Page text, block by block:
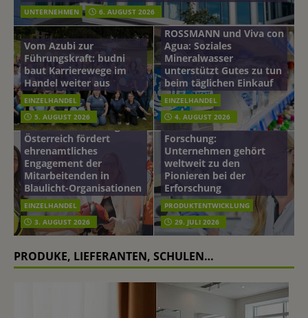
UNTERNEHMEN 6. AUGUST 2026
Vom Azubi zur
Führungskraft: budni
baut Karrierewege im
Handel weiter aus
EINZELHANDEL
5. AUGUST 2026
ROSSMANN und Viva con
Agua: Soziales
Mineralwasser
unterstützt Gutes zu tun
beim täglichen Einkauf
EINZELHANDEL
4. AUGUST 2026
mehr vom leben tag: dm
Österreich fördert
ehrenamtliches
Engagement der
Mitarbeitenden in
Blaulicht-Organisationen
EINZELHANDEL
3. AUGUST 2026
Beiersdorf
Hautmikrobiom-
Forschung:
Unternehmen gehört
weltweit zu den
Pionieren bei der
Erforschung
PRODUKTENTWICKLUNG
29. JULI 2026
PRODUKE, LIEFERANTEN, SCHULEN…